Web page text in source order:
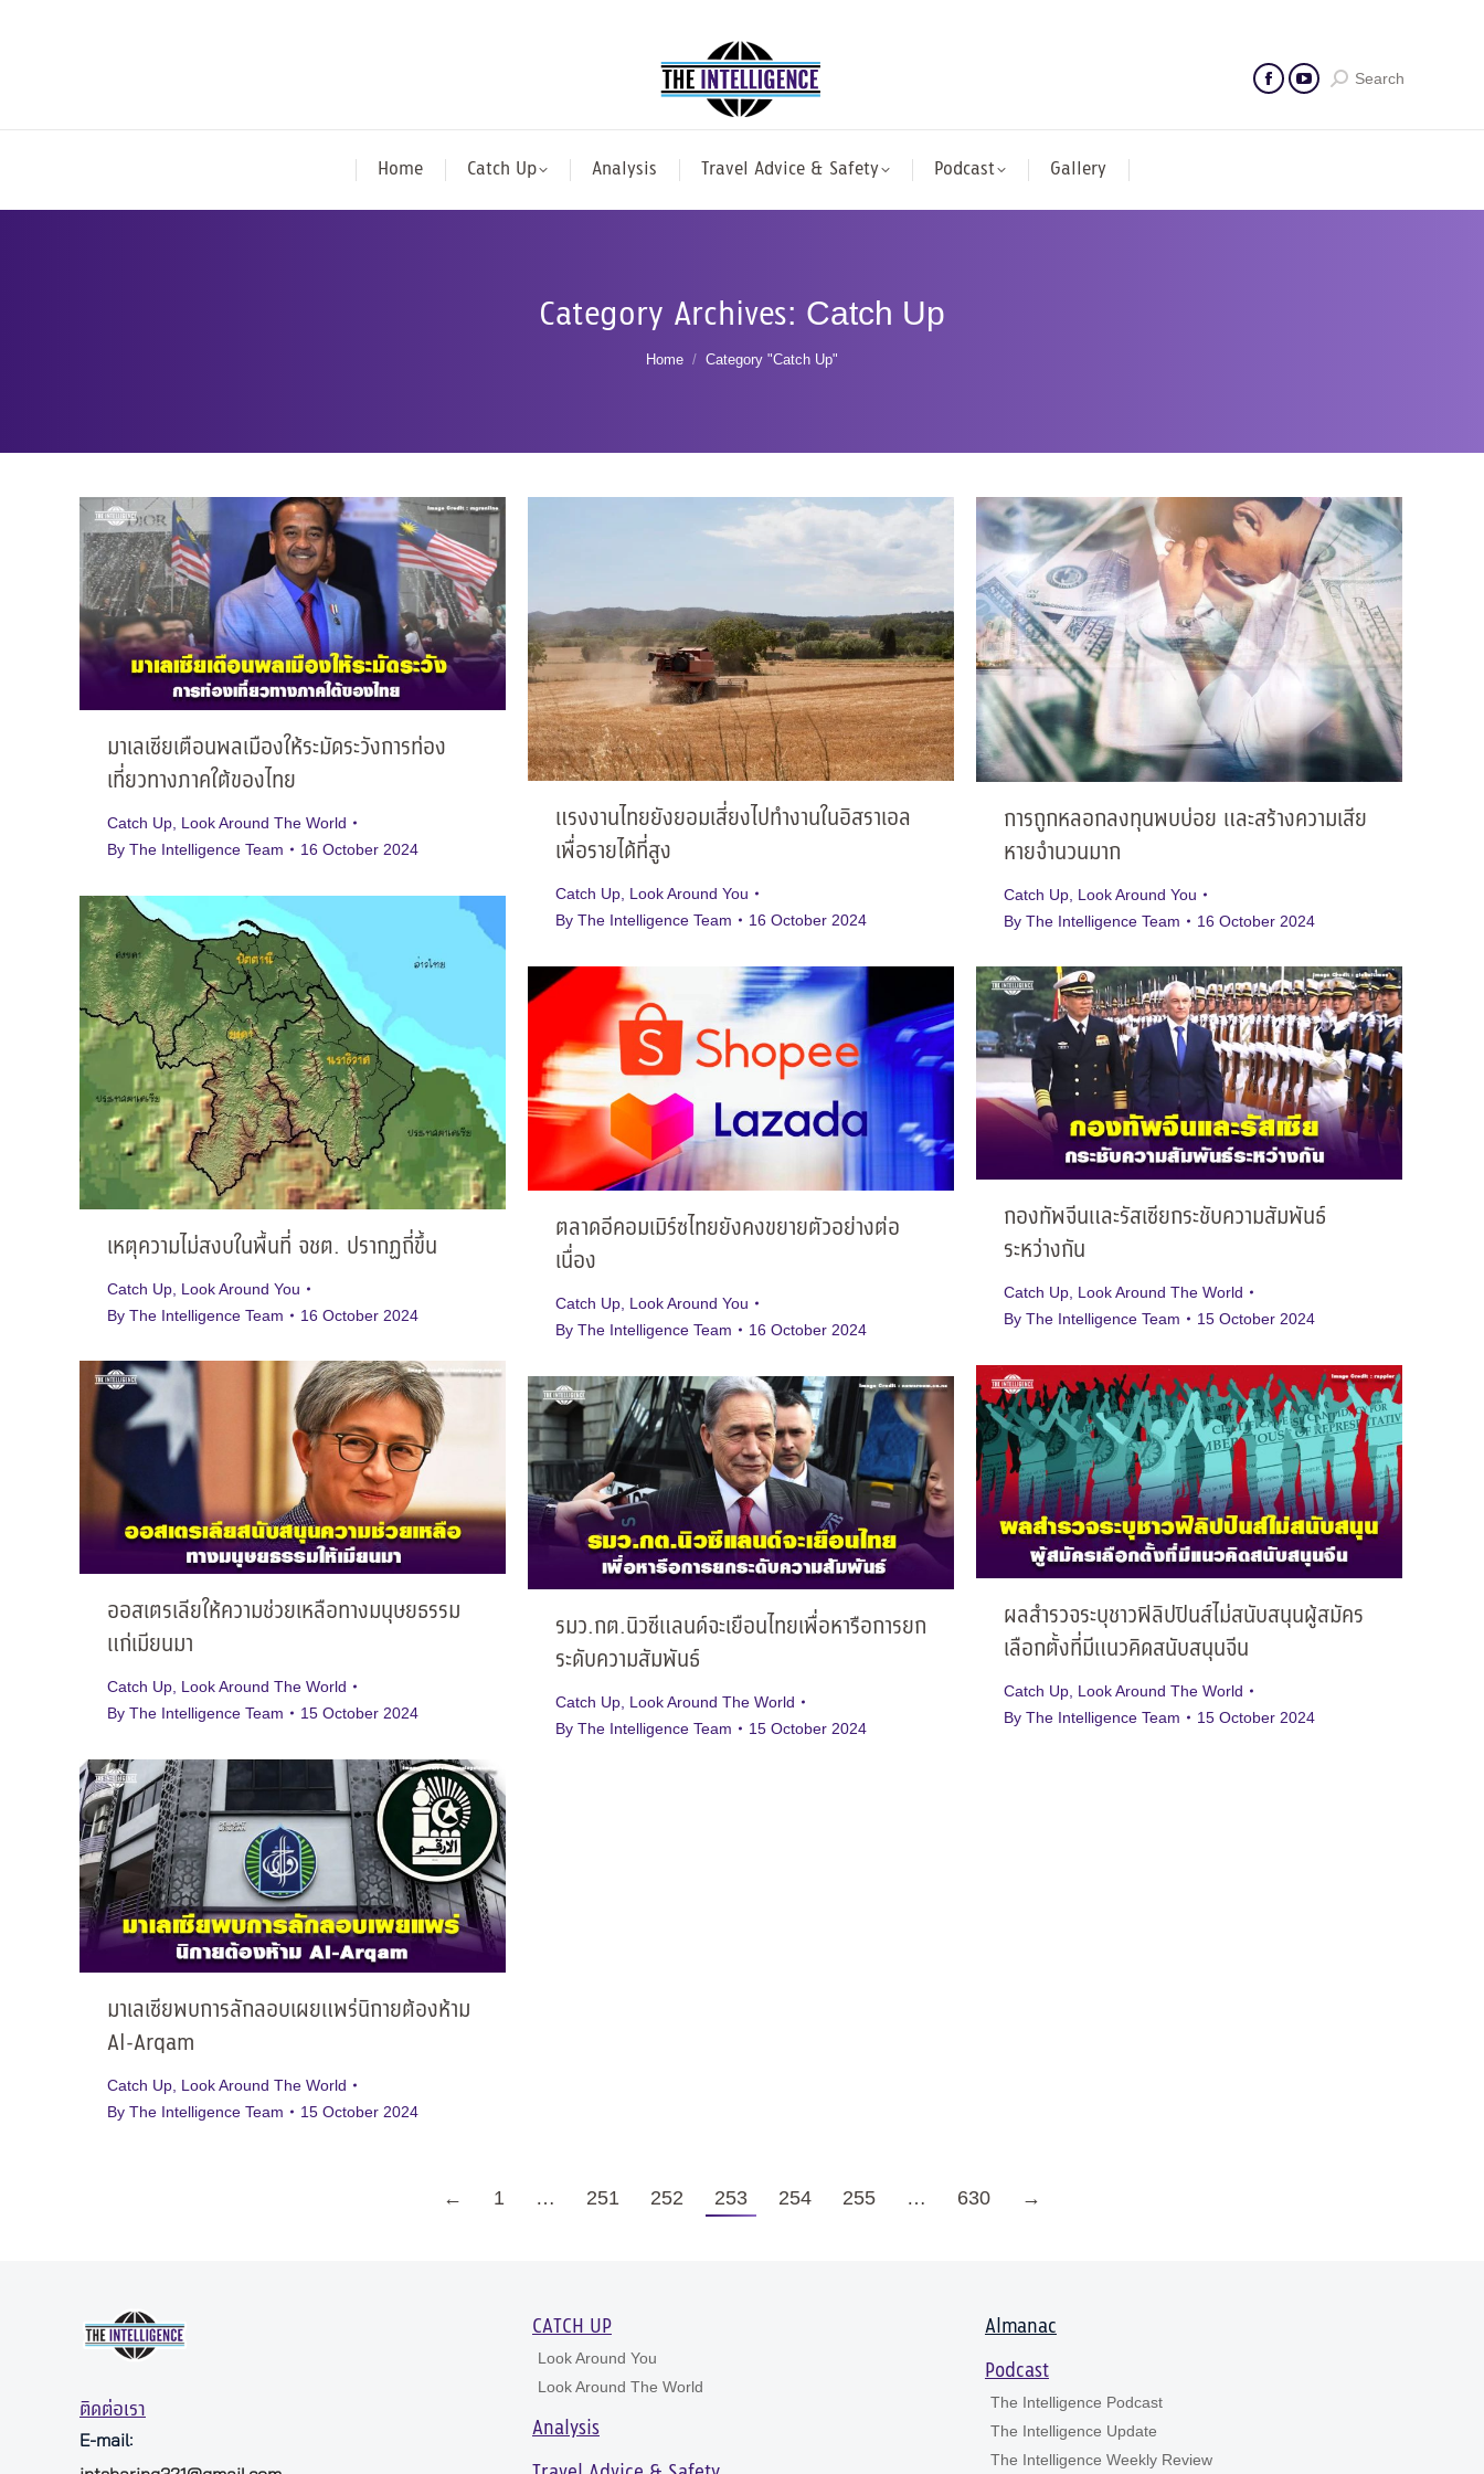
Search
Home Catch Up Analysis Travel Advice & Safety Podcast Gallery
Category Archives: Catch Up
You are here:
Home Category "Catch Up"
มาเลเซียเตือนพลเมืองให้ระมัดระวังการท่อง
เที่ยวทางภาคใต้ของไทย
Catch Up Look Around The World
By The Intelligence Team 16 October 2024
แรงงานไทยยังยอมเสี่ยงไปทำงานในอิสราเอล
เพื่อรายได้ที่สูง
Catch Up Look Around You
By The Intelligence Team 16 October 2024
การถูกหลอกลงทุนพบบ่อย และสร้างความเสีย
หายจำนวนมาก
Catch Up Look Around You
By The Intelligence Team 16 October 2024
เหตุความไม่สงบในพื้นที่ จชต. ปรากฏถี่ขึ้น
Catch Up Look Around You
By The Intelligence Team 16 October 2024
ตลาดอีคอมเมิร์ซไทยยังคงขยายตัวอย่างต่อ
เนื่อง
Catch Up Look Around You
By The Intelligence Team 16 October 2024
กองทัพจีนและรัสเซียกระชับความสัมพันธ์
ระหว่างกัน
Catch Up Look Around The World
By The Intelligence Team 15 October 2024
ออสเตรเลียให้ความช่วยเหลือทางมนุษยธรรม
แก่เมียนมา
Catch Up Look Around The World
By The Intelligence Team 15 October 2024
ผลสำรวจระบุชาวฟิลิปปินส์ไม่สนับสนุนผู้สมัคร
เลือกตั้งที่มีแนวคิดสนับสนุนจีน
Catch Up Look Around The World
By The Intelligence Team 15 October 2024
รมว.กต.นิวซีแลนด์จะเยือนไทยเพื่อหารือการยก
ระดับความสัมพันธ์
Catch Up Look Around The World
By The Intelligence Team 15 October 2024
มาเลเซียพบการลักลอบเผยแพร่นิกายต้องห้าม
Al-Arqam
Catch Up Look Around The World
By The Intelligence Team 15 October 2024
← 1 … 251 252 253 254 255 … 630 →
ติดต่อเรา
E-mail:
CATCH UP
Look Around You
Look Around The World
Analysis
Almanac
Podcast
The Intelligence Podcast
The Intelligence Update
The Intelligence Weekly Review